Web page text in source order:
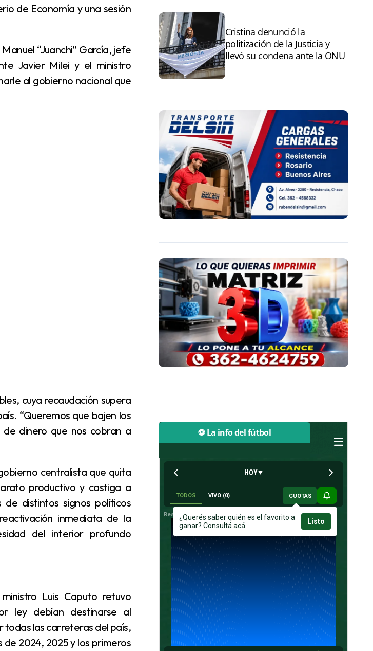
de Economía y una sesión
Javier Milei y el ministro
al gobierno nacional que
“Queremos que bajen los
de dinero que nos cobran a
productivo y castiga a
distintos signos políticos
inmediata de la
del interior profundo
ley debían destinarse al
las carreteras del país,
2024, 2025 y los primeros
Cristina denunció la
politización de la Justicia y
llevó su condena ante la ONU
⚽ La info del fútbol